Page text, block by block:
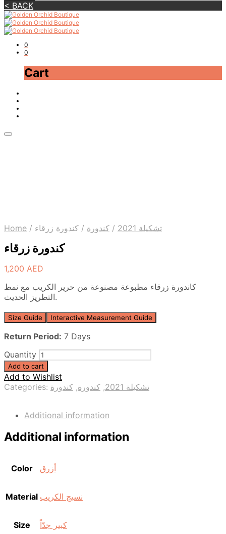
< BACK
0
0
Cart
Home / تشكيلة 2021 / كندورة / كندورة زرقاء
كندورة زرقاء
1,200 AED
كاندورة زرقاء مطبوعة مصنوعة من حرير الكريب مع نمط
التطريز الحديث.
Size Guide Interactive Measurement Guide
Return Period: 7 Days
Quantity
Add to cart
Add to Wishlist
Categories:
تشكيلة 2021 , كندورة, كندورة
Additional information
Additional information
Color أزرق
Material نسيج الكريب
Size كبير جدّاً